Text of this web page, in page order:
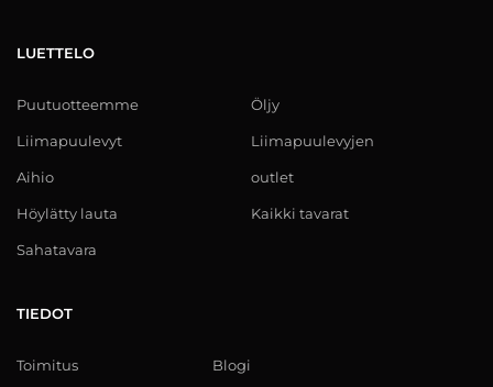
LUETTELO
Puutuotteemme
Liimapuulevyt
Aihio
Höylätty lauta
Sahatavara
Öljy
Liimapuulevyjen
outlet
Kaikki tavarat
TIEDOT
Toimitus Blogi